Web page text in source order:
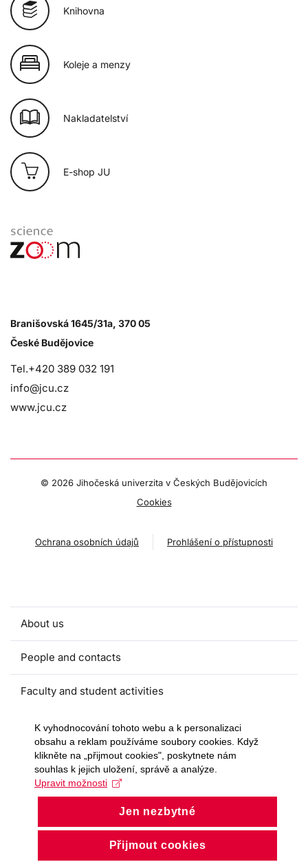
Knihovna
Koleje a menzy
Nakladatelství
E-shop JU
Branišovská 1645/31a, 370 05
České Budějovice
Tel.+420 389 032 191
info@jcu.cz
www.jcu.cz
© 2026 Jihočeská univerzita v Českých Budějovicích
Cookies
Ochrana osobních údajů Prohlášení o přístupnosti
About us
People and contacts
Faculty and student activities
Projects and strategic partnerships
Documents
European sustainable development week
Currently
K vyhodnocování tohoto webu a k personalizaci
obsahu a reklam používáme soubory cookies. Když
klikněte na „přijmout cookies", poskytnete nám
souhlas k jejich uložení, správě a analýze.
Upravit možnosti
Jen nezbytné
Přijmout cookies